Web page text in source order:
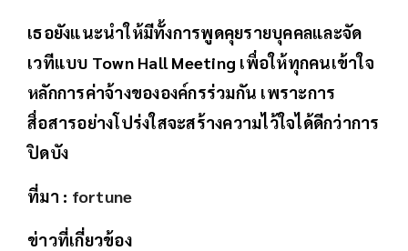
เธอยังแนะนำให้มีทั้งการพูดคุยรายบุคคลและจัด
เวทีแบบ Town Hall Meeting เพื่อให้ทุกคนเข้าใจ
หลักการค่าจ้างขององค์กรร่วมกัน เพราะการ
สื่อสารอย่างโปร่งใสจะสร้างความไว้ใจได้ดีกว่าการ
ปิดบัง
ที่มา : fortune
ข่าวที่เกี่ยวข้อง